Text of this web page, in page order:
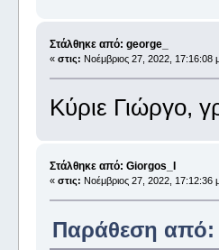
Στάλθηκε από: george_
« στις: Νοέμβριος 27, 2022, 17:16:08
Κύριε Γιώργο,
Στάλθηκε από: Giorgos_I
« στις: Νοέμβριος 27, 2022, 17:12:36
Παράθεση από: